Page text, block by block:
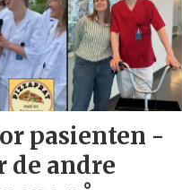
pasienten -
de andre